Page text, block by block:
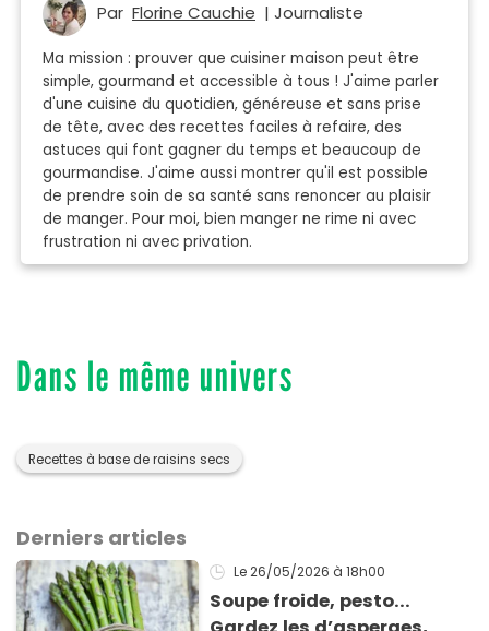
Par Florine Cauchie | Journaliste
Ma mission : prouver que cuisiner maison peut être
simple, gourmand et accessible à tous ! J'aime parler
d'une cuisine du quotidien, généreuse et sans prise
de tête, avec des recettes faciles à refaire, des
astuces qui font gagner du temps et beaucoup de
gourmandise. J'aime aussi montrer qu'il est possible
de prendre soin de sa santé sans renoncer au plaisir
de manger. Pour moi, bien manger ne rime ni avec
frustration ni avec privation.
Dans le même univers
Recettes à base de raisins secs
Derniers articles
Le 26/05/2026 à 18h00
Soupe froide, pesto...